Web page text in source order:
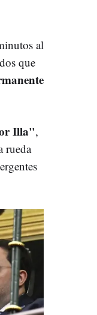
al
que
Illa",
rueda